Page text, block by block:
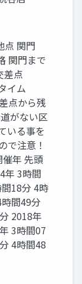
点 関門
関門まで
差点
イム
点から残
がない区
いる事を
で注意！
年 先頭
年 3時間
18分 4時
間49分
2018年
3時間07
4時間48